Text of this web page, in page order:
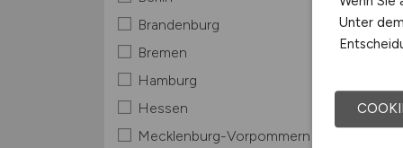
Brandenburg
Bremen
Hamburg
Hessen
Mecklenburg-Vorpommern
Unter